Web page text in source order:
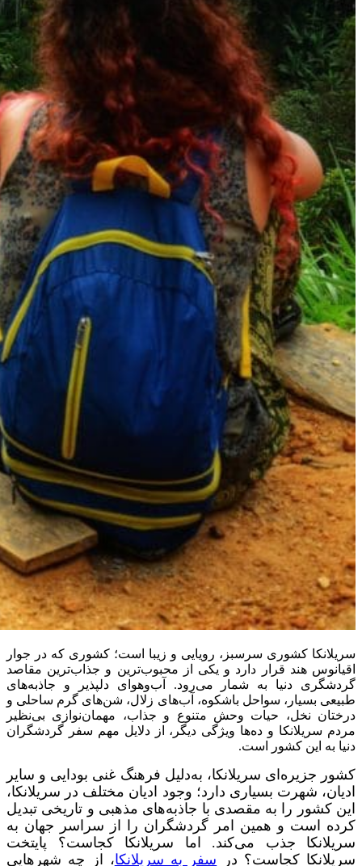
سریلانکا کشوری سرسبز، رویایی و زیبا است؛ کشوری که در جوار
اقیانوس هند قرار دارد و یکی از محبوب‌ترین و جذاب‌ترین مقاصد
گردشگری دنیا به شمار می‌رود. آب‌و‌هوای دلپذیر و جاذبه‌های
طبیعی بسیار، سواحل باشکوه، آب‌های زلال، شن‌های گرم ساحلی و
درختان نخل، حیات وحش متنوع و جذاب، مهمان‌نوازی بی‌نظیر
مردم سریلانکا و ده‌ها ویژگی‌ دیگر، از دلایل مهم سفر گردشگران
دنیا به این کشور است.
کشور جزیره‌ای سریلانکا، به‌دلیل فرهنگ غنی بودایی و سایر
ادیان، شهرت بسیاری دارد؛ وجود ادیان مختلف در سریلانکا،
این کشور را به مقصدی با جاذبه‌های مذهبی و تاریخی تبدیل
کرده است و همین امر گردشگران را از سراسر جهان به
سریلانکا جذب می‌کند. اما سریلانکا کجاست؟ پایتخت
سریلانکا کجاست؟ در سفر به سریلانکا، از چه شهرهایی